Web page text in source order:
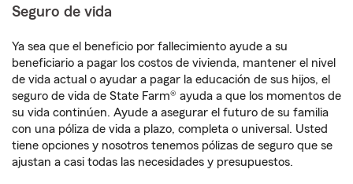
Seguro de vida
Ya sea que el beneficio por fallecimiento ayude a su
beneficiario a pagar los costos de vivienda, mantener el nivel
de vida actual o ayudar a pagar la educación de sus hijos, el
seguro de vida de State Farm® ayuda a que los momentos de
su vida continúen. Ayude a asegurar el futuro de su familia
con una póliza de vida a plazo, completa o universal. Usted
tiene opciones y nosotros tenemos pólizas de seguro que se
ajustan a casi todas las necesidades y presupuestos.